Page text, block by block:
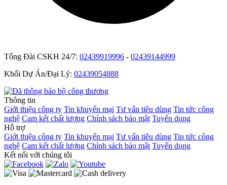
Tổng Đài CSKH 24/7: 02439919996 - 02439144999
Khối Dự Án/Đại Lý: 02439054888
Thông tin
Giới thiệu công ty Tin khuyến mại Tư vấn tiêu dùng Tin tức công
nghệ Cam kết chất lượng Chính sách bảo mật Tuyển dụng
Hỗ trợ
Giới thiệu công ty Tin khuyến mại Tư vấn tiêu dùng Tin tức công
nghệ Cam kết chất lượng Chính sách bảo mật Tuyển dụng
Kết nối với chúng tôi